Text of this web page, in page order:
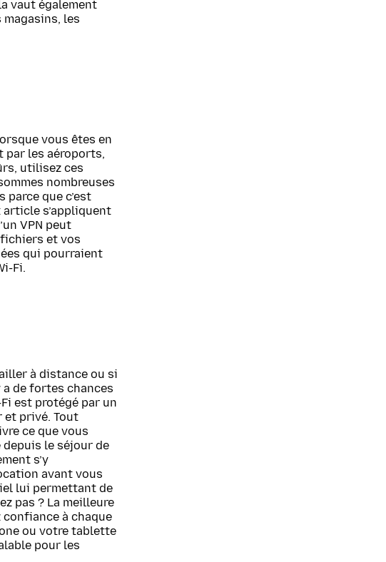
vaut également
magasins, les
vous êtes en
par les aéroports,
utilisez ces
nombreuses
que c’est
s’appliquent
VPN peut
et vos
qui pourraient
Fi.
à distance ou si
de fortes chances
est protégé par un
et privé. Tout
ce que vous
depuis le séjour de
s’y
avant vous
lui permettant de
pas ? La meilleure
à chaque
ou votre tablette
pour les